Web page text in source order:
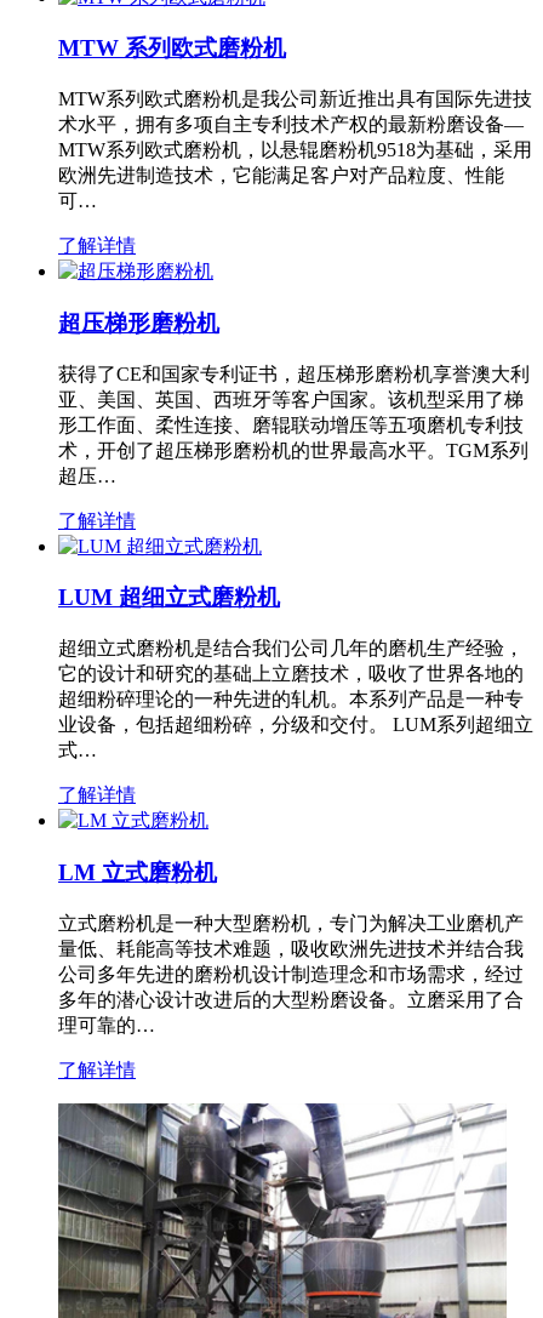
MTW 系列欧式磨粉机
MTW系列欧式磨粉机是我公司新近推出具有国际先进技
术水平，拥有多项自主专利技术产权的最新粉磨设备—
MTW系列欧式磨粉机，以悬辊磨粉机9518为基础，采用
欧洲先进制造技术，它能满足客户对产品粒度、性能
可…
了解详情
超压梯形磨粉机
获得了CE和国家专利证书，超压梯形磨粉机享誉澳大利
亚、美国、英国、西班牙等客户国家。该机型采用了梯
形工作面、柔性连接、磨辊联动增压等五项磨机专利技
术，开创了超压梯形磨粉机的世界最高水平。TGM系列
超压…
了解详情
LUM 超细立式磨粉机
超细立式磨粉机是结合我们公司几年的磨机生产经验，
它的设计和研究的基础上立磨技术，吸收了世界各地的
超细粉碎理论的一种先进的轧机。本系列产品是一种专
业设备，包括超细粉碎，分级和交付。 LUM系列超细立
式…
了解详情
LM 立式磨粉机
立式磨粉机是一种大型磨粉机，专门为解决工业磨机产
量低、耗能高等技术难题，吸收欧洲先进技术并结合我
公司多年先进的磨粉机设计制造理念和市场需求，经过
多年的潜心设计改进后的大型粉磨设备。立磨采用了合
理可靠的…
了解详情